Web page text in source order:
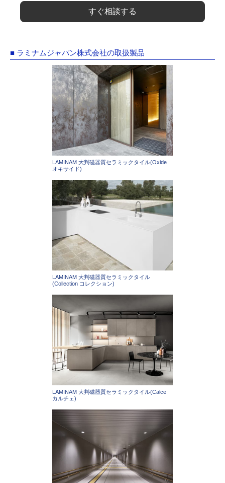
すぐ相談する
■ ラミナムジャパン株式会社の取扱製品
LAMINAM 大判磁器質セラミックタイル(Oxide
オキサイド)
LAMINAM 大判磁器質セラミックタイル
(Collection コレクション)
LAMINAM 大判磁器質セラミックタイル(Calce
カルチェ)